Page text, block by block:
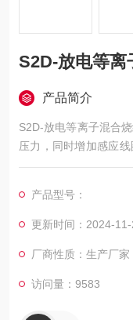
S2D-放电等离
产品简介
S2D-放电等离子混合
压力，同时增加感应
化的一种新型快速烧
产品型号：
更新时间：2024-11-
厂商性质：生产厂家
访问量：9583